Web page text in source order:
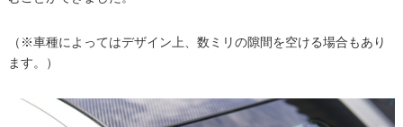
（※車種によってはデザイン上、数ミリの隙間を空ける場合もあり
ます。）